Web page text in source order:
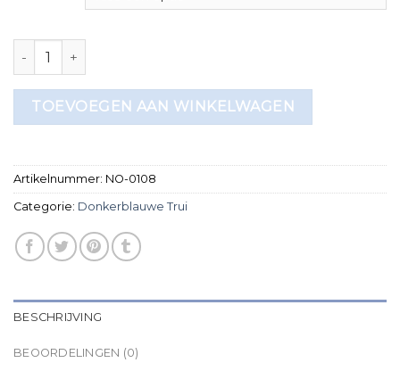
donkerblauwe trui aantal
TOEVOEGEN AAN WINKELWAGEN
Artikelnummer: NO-0108
Categorie: Donkerblauwe Trui
BESCHRIJVING
BEOORDELINGEN (0)